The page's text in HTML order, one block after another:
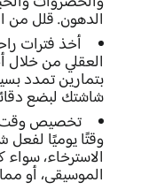
الدهون. قلل من
أخذ فترات
العقلي من خلال
بتمارين تمدد
شاشتك لبضع
تخصيص وقت
وقتًا يوميًا
الاسترخاء، سواء
الموسيقى، أو